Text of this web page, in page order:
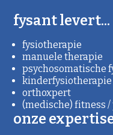
fysant levert...
fysiotherapie
manuele therapie
psychosomatische
kinderfysiotherapie
orthoxpert
(medische) fitness
onze